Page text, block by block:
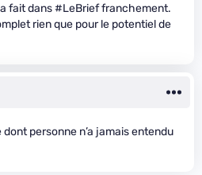
fait dans #LeBrief franchement.
rien que pour le potentiel de
personne n’a jamais entendu